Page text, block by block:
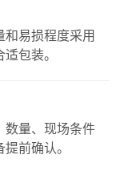
和易损程度采用
包装。
数量、现场条件
前确认。